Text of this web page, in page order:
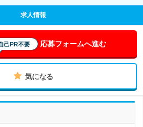
求人情報
己PR不要 応募フォームへ進む
気になる